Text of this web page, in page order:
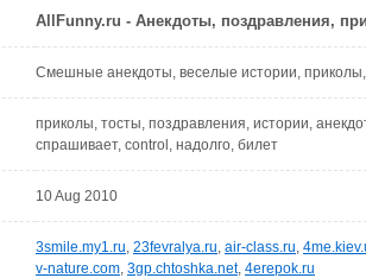
AllFunny.ru - Анекдоты, поздравления,
Смешные анекдоты, веселые истории,
приколы, тосты, поздравления, истории,
спрашивает, control, надолго, билет
10 Aug 2010
3smile.my1.ru, 23fevralya.ru, air-class.ru,
v-nature.com, 3gp.chtoshka.net, 4erepok.ru